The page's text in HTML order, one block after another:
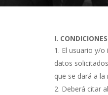
I.
El usuario y/
datos
que se dará a
Deberá citar